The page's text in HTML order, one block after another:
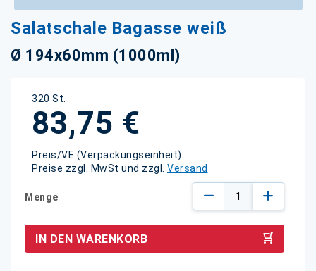
Salatschale Bagasse weiß
Ø 194x60mm (1000ml)
320 St.
83,75 €
Preis/VE (Verpackungseinheit)
Preise zzgl. MwSt und zzgl. Versand
Menge
IN DEN WARENKORB
Anfang
der
Bildgalerie